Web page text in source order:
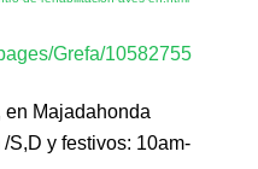
Grefa/10582755
en Majadahonda
S,D y festivos: 10am-